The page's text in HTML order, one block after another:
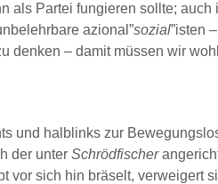
als Partei fungieren sollte;
azional”sozial”isten
denken – damit müssen wir
und halblinks zur
der unter Schrödfischer
vor sich hin bräselt, verweigert